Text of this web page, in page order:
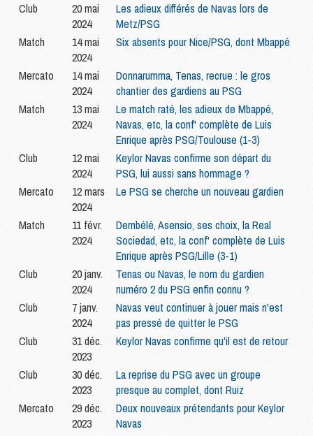
Club
20 mai
2024
Les adieux différés de Navas lors de
Metz/PSG
Match
14 mai
2024
Six absents pour Nice/PSG, dont Mbappé
Mercato
14 mai
2024
Donnarumma, Tenas, recrue : le gros
chantier des gardiens au PSG
Match
13 mai
2024
Le match raté, les adieux de Mbappé,
Navas, etc, la conf' complète de Luis
Enrique après PSG/Toulouse (1-3)
Club
12 mai
2024
Keylor Navas confirme son départ du
PSG, lui aussi sans hommage ?
Mercato
12 mars
2024
Le PSG se cherche un nouveau gardien
Match
11 févr.
2024
Dembélé, Asensio, ses choix, la Real
Sociedad, etc, la conf' complète de Luis
Enrique après PSG/Lille (3-1)
Club
20 janv.
2024
Tenas ou Navas, le nom du gardien
numéro 2 du PSG enfin connu ?
Club
7 janv.
2024
Navas veut continuer à jouer mais n'est
pas pressé de quitter le PSG
Club
31 déc.
2023
Keylor Navas confirme qu'il est de retour
Club
30 déc.
2023
La reprise du PSG avec un groupe
presque au complet, dont Ruiz
Mercato
29 déc.
2023
Deux nouveaux prétendants pour Keylor
Navas